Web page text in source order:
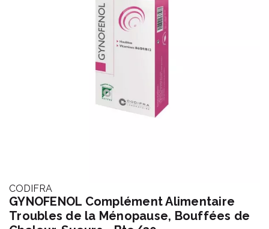
CODIFRA
GYNOFENOL Complément Alimentaire
Troubles de la Ménopause, Bouffées de